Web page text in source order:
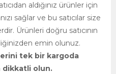
aldığınız ürünler için
sağlar ve bu satıcılar size
Ürünleri doğru satıcının
emin olunuz.
tek bir kargoda
dikkatli olun.